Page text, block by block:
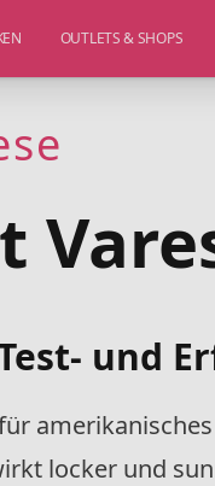
OUTLETS & SHOPS
und
locker und